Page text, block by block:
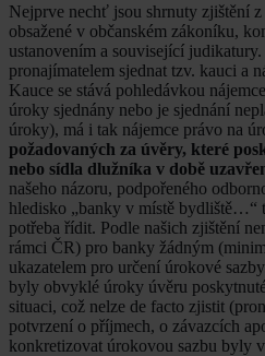
Nejprve nechť jsou shrnuty zjištění
obsažené v občanském zákoníku,
ustanovením a související
pronajímatelem sjednat tzv. kauci a
Kauce se stává pohledávkou
úroky sjednány nebo je sjednání
úroky), má i tak nájemce právo na
požadovaných za úvěry, které
nebo sídla dlužníka v době
našeho názoru, podpořeného
hledisko „banky v místě bydliště…“
potřeba řídit. Podle našich zjištění
rámci ČR) pro banky žádným
ukazatelem pro určení úrokové
byly obvyklé úroky úvěru
situaci, což nelze de facto zjistit
potvrzení o příjmech, o závazcích
konkretizovat úrokovou sazbu byly